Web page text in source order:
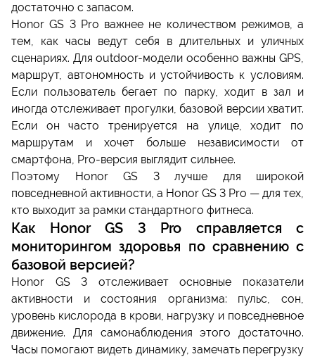
достаточно с запасом.
Honor GS 3 Pro важнее не количеством режимов, а
тем, как часы ведут себя в длительных и уличных
сценариях. Для outdoor-модели особенно важны GPS,
маршрут, автономность и устойчивость к условиям.
Если пользователь бегает по парку, ходит в зал и
иногда отслеживает прогулки, базовой версии хватит.
Если он часто тренируется на улице, ходит по
маршрутам и хочет больше независимости от
смартфона, Pro-версия выглядит сильнее.
Поэтому Honor GS 3 лучше для широкой
повседневной активности, а Honor GS 3 Pro — для тех,
кто выходит за рамки стандартного фитнеса.
Как Honor GS 3 Pro справляется с
мониторингом здоровья по сравнению с
базовой версией?
Honor GS 3 отслеживает основные показатели
активности и состояния организма: пульс, сон,
уровень кислорода в крови, нагрузку и повседневное
движение. Для самонаблюдения этого достаточно.
Часы помогают видеть динамику, замечать перегрузку